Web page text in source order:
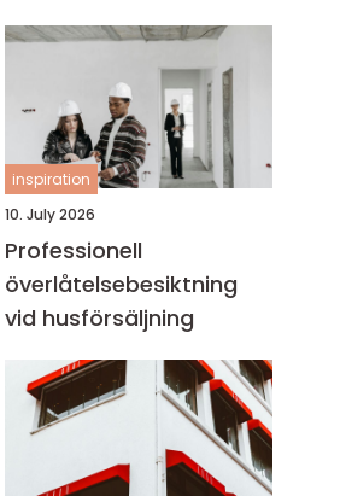
inspiration
10. July 2026
Professionell
överlåtelsebesiktning
vid husförsäljning